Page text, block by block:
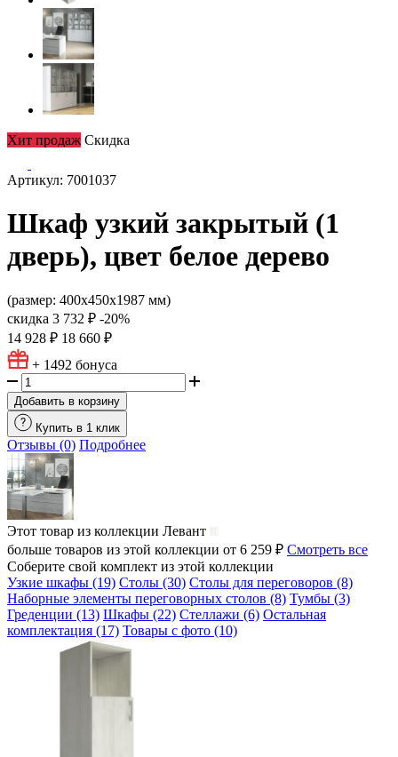
Хит продаж Скидка
Артикул: 7001037
Шкаф узкий закрытый (1
дверь), цвет белое дерево
(размер: 400х450х1987 мм)
скидка 3 732 ₽ -20%
14 928 ₽ 18 660 ₽
+ 1492 бонуса
Добавить в корзину
Купить в 1 клик
Отзывы (0) Подробнее
Этот товар из коллекции Левант
больше товаров из этой коллекции от 6 259 ₽ Смотреть все
Соберите свой комплект из этой коллекции
Узкие шкафы (19) Столы (30) Столы для переговоров (8)
Наборные элементы переговорных столов (8) Тумбы (3)
Греденции (13) Шкафы (22) Стеллажи (6) Остальная
комплектация (17) Товары с фото (10)